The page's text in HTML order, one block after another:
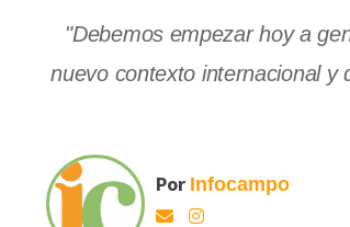
"Debemos empezar hoy a
nuevo contexto internacional y
Por Infocampo